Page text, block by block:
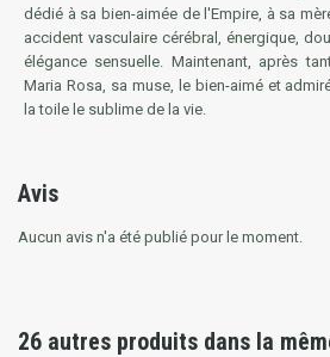
dédié à sa bien-aimée de l'Empire, à sa
accident vasculaire cérébral, énergique,
élégance sensuelle. Maintenant, après
Maria Rosa, sa muse, le bien-aimé et
la toile le sublime de la vie.
Avis
Aucun avis n'a été publié pour le moment.
26 autres produits dans la